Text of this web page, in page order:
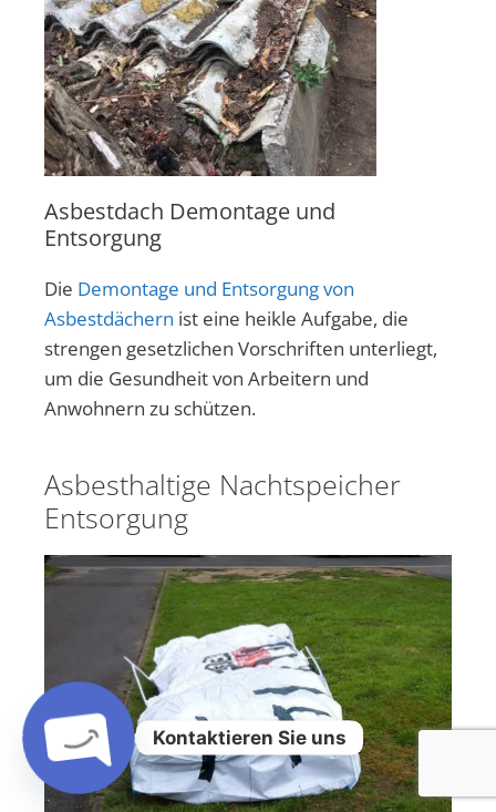
Asbestdach Demontage und
Entsorgung
Die Demontage und Entsorgung von
Asbestdächern ist eine heikle Aufgabe, die
strengen gesetzlichen Vorschriften unterliegt,
um die Gesundheit von Arbeitern und
Anwohnern zu schützen.
Asbesthaltige Nachtspeicher
Entsorgung
Kontaktieren Sie uns
Open